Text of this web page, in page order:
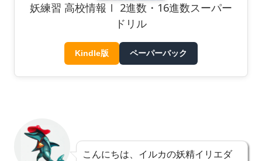
妖練習 高校情報Ⅰ 2進数・16進数スーパー
ドリル
Kindle版 ペーパーバック
こんにちは、イルカの妖精イリエダ